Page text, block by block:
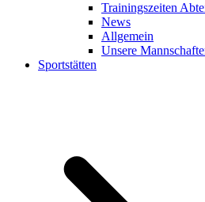
Trainingszeiten
News
Allgemein
Unsere
Sportstätten